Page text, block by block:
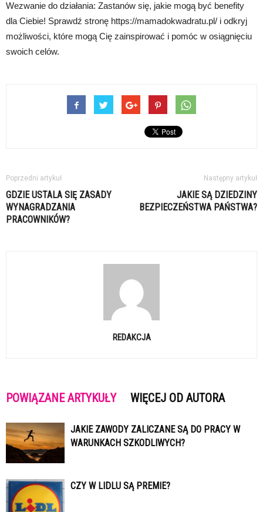
Wezwanie do działania: Zastanów się, jakie mogą być benefity
dla Ciebie! Sprawdź stronę https://mamadokwadratu.pl/ i odkryj
możliwości, które mogą Cię zainspirować i pomóc w osiągnięciu
swoich celów.
Poprzedni artykuł
GDZIE USTALA SIĘ ZASADY
WYNAGRADZANIA
PRACOWNIKÓW?
Następny artykuł
JAKIE SĄ DZIEDZINY
BEZPIECZEŃSTWA PAŃSTWA?
REDAKCJA
POWIĄZANE ARTYKUŁY WIĘCEJ OD AUTORA
JAKIE ZAWODY ZALICZANE SĄ DO PRACY W
WARUNKACH SZKODLIWYCH?
CZY W LIDLU SĄ PREMIE?